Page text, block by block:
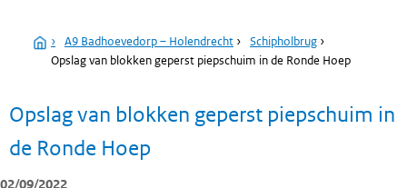
Home
› A9 Badhoevedorp – Holendrecht › Schipholbrug ›
Opslag van blokken geperst piepschuim in de Ronde Hoep
Opslag van blokken geperst piepschuim in
de Ronde Hoep
02/09/2022